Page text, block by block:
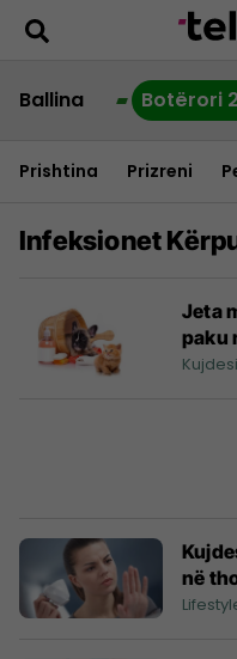
Ballina Botërori
Prishtina Prizreni
Infeksionet
Jeta
paku
në